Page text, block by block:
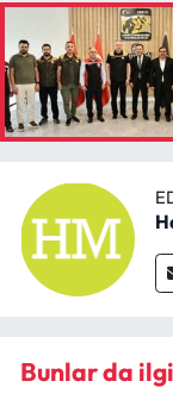
Bunlar da